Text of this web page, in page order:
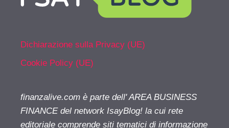
Dichiarazione sulla Privacy (UE)
Cookie Policy (UE)
finanzalive.com è parte dell' AREA BUSINESS
FINANCE del network IsayBlog! la cui rete
editoriale comprende siti tematici di informazione